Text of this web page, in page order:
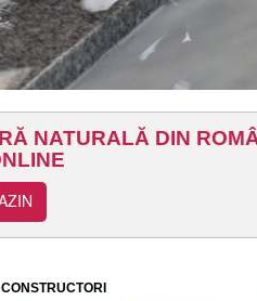
CONSTRUCTORI